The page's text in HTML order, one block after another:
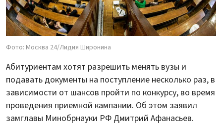
Фото: Москва 24/Лидия Широнина
Абитуриентам хотят разрешить менять вузы и
подавать документы на поступление несколько раз, в
зависимости от шансов пройти по конкурсу, во время
проведения приемной кампании. Об этом заявил
замглавы Минобрнауки РФ Дмитрий Афанасьев.